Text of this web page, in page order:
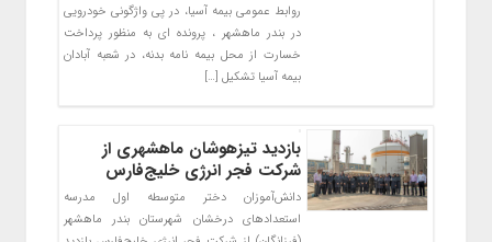
روابط عمومی بیمه آسیا، در پی واژگونی خودرویی
در بندر ماهشهر ، پرونده ای به منظور پرداخت
خسارت از محل بیمه نامه بدنه، در شعبه آبادان
بیمه آسیا تشکیل […]
بازدید تیزهوشان ماهشهری از
شرکت فجر انرژی خلیج‌فارس
دانش‌آموزان دختر متوسطه اول مدرسه
استعدادهای درخشان شهرستان بندر ماهشهر